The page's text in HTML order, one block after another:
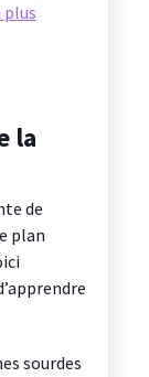
plus
la
de
plan
sourdes